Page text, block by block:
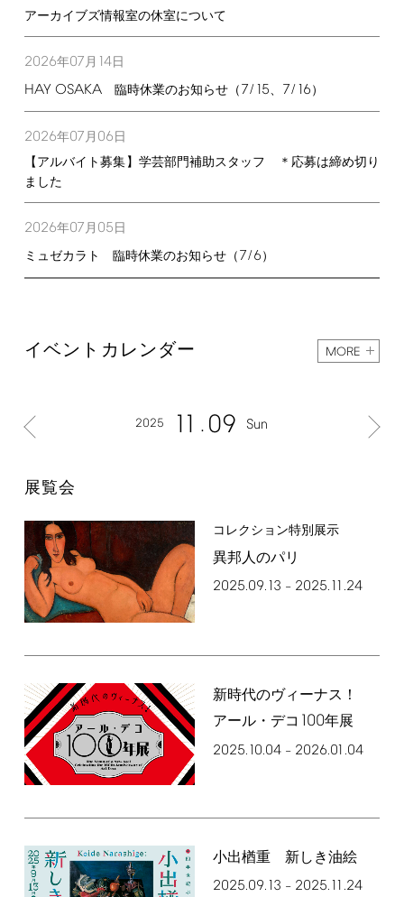
アーカイブズ情報室の休室について
2026年07月 14日
HAY OSAKA臨時休業のお知らせ（7/15、 7/16）
2026年07月 06日
【アルバイト募集】学芸部門補助スタッフ ＊応募は締め切り
ました
2026年07月 05日
ミュゼカラト 臨時休業のお知らせ（7/6）
イベントカレンダー MORE
2025 11 09 Sun
展覧会
コレクション特別展示
異邦人のパリ
2025.09.13 – 2025.11.24
新時代のヴィーナス！
アール・デコ 100年展
2025.10.04– 2026.01.04
小出楢󠄀重 新しき油絵
2025.09.13 – 2025.11.24